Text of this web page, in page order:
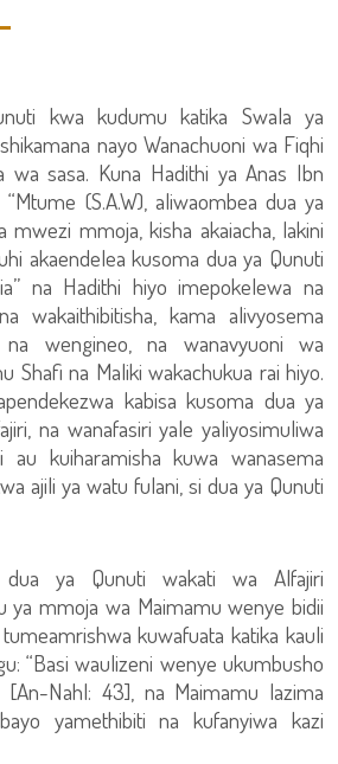
kwa kudumu katika Swala ya
nayo Wanachuoni wa Fiqhi
sasa. Kuna Hadithi ya Anas Ibn
(S.A.W), aliwaombea dua ya
mmoja, kisha akaiacha, lakini
akaendelea kusoma dua ya Qunuti
na Hadithi hiyo imepokelewa na
wakaithibitisha, kama alivyosema
wengineo, na wanavyuoni wa
Shafi na Maliki wakachukua rai hiyo.
kabisa kusoma dua ya
na wanafasiri yale yaliyosimuliwa
au kuiharamisha kuwa wanasema
ajili ya watu fulani, si dua ya Qunuti
dua ya Qunuti wakati wa Alfajiri
ya mmoja wa Maimamu wenye bidii
kuwafuata katika kauli
“Basi waulizeni wenye ukumbusho
[An-Nahl: 43], na Maimamu lazima
yamethibiti na kufanyiwa kazi